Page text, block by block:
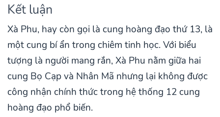
Kết luận
Xà Phu, hay còn gọi là cung hoàng đạo thứ 13, là
một cung bí ẩn trong chiêm tinh học. Với biểu
tượng là người mang rắn, Xà Phu nằm giữa hai
cung Bọ Cạp và Nhân Mã nhưng lại không được
công nhận chính thức trong hệ thống 12 cung
hoàng đạo phổ biến.